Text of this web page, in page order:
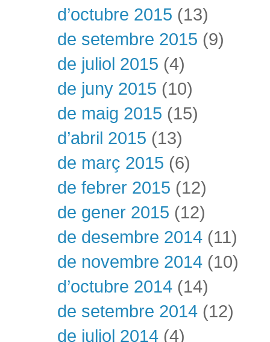
d’octubre 2015 (13)
de setembre 2015 (9)
de juliol 2015 (4)
de juny 2015 (10)
de maig 2015 (15)
d’abril 2015 (13)
de març 2015 (6)
de febrer 2015 (12)
de gener 2015 (12)
de desembre 2014 (11)
de novembre 2014 (10)
d’octubre 2014 (14)
de setembre 2014 (12)
de juliol 2014 (4)